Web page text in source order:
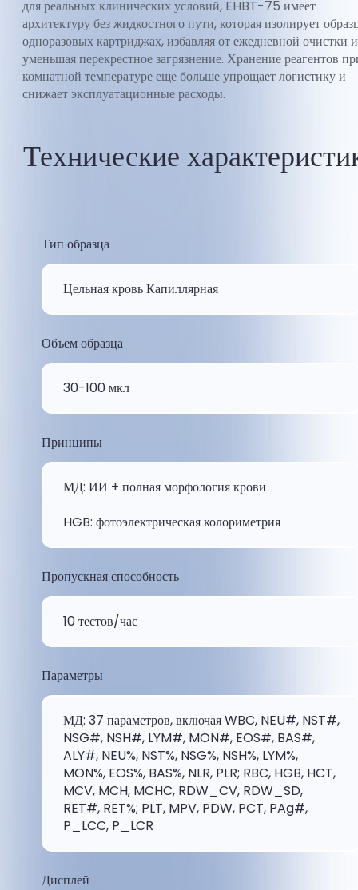
для реальных клинических условий, EHBT-75 имеет
архитектуру без жидкостного пути, которая изолирует
одноразовых картриджах, избавляя от ежедневной очистки и
уменьшая перекрестное загрязнение. Хранение реагентов
комнатной температуре еще больше упрощает логистику и
снижает эксплуатационные расходы.
Технические
Тип образца
Цельная кровь Капиллярная
Объем образца
30-100 мкл
Принципы
МД: ИИ + полная морфология крови
HGB: фотоэлектрическая колориметрия
Пропускная способность
10 тестов/час
Параметры
МД: 37 параметров, включая WBC, NEU#, NST#,
NSG#, NSH#, LYM#, MON#, EOS#, BAS#,
ALY#, NEU%, NST%, NSG%, NSH%, LYM%,
MON%, EOS%, BAS%, NLR, PLR; RBC, HGB, HCT,
MCV, MCH, MCHC, RDW_CV, RDW_SD,
RET#, RET%; PLT, MPV, PDW, PCT, PAg#,
P_LCC, P_LCR
Дисплей